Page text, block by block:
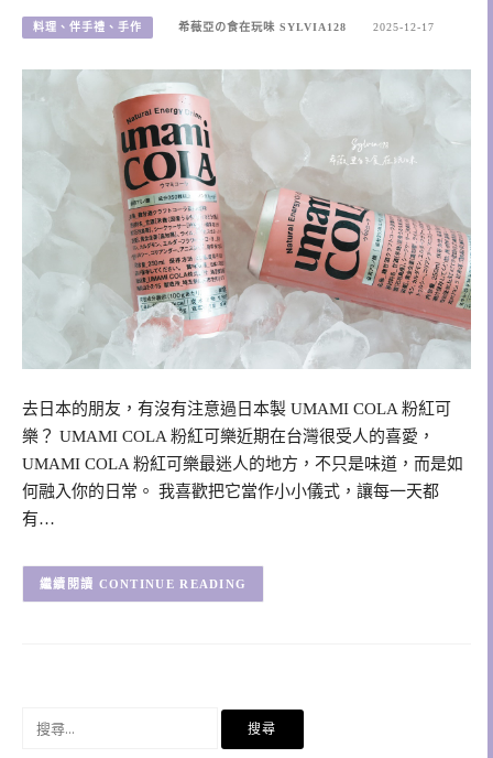
料理、伴手禮、手作 希薇亞の食在玩味 SYLVIA128 2025-12-17
去日本的朋友，有沒有注意過日本製 UMAMI COLA 粉紅可
樂？ UMAMI COLA 粉紅可樂近期在台灣很受人的喜愛，
UMAMI COLA 粉紅可樂最迷人的地方，不只是味道，而是如
何融入你的日常。 我喜歡把它當作小小儀式，讓每一天都
有…
CONTINUE READING